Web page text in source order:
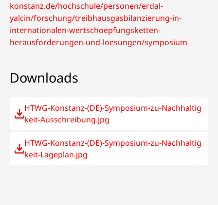
konstanz.de/hochschule/personen/erdal-
yalcin/forschung/treibhausgasbilanzierung-in-
internationalen-wertschoepfungsketten-
herausforderungen-und-loesungen/symposium
Downloads
HTWG-Konstanz-(DE)-Symposium-zu-Nachhaltig
keit-Ausschreibung.jpg
HTWG-Konstanz-(DE)-Symposium-zu-Nachhaltig
keit-Lageplan.jpg